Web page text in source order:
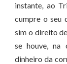
instante, ao
cumpre o seu
sim o direito
se houve, na
dinheiro da